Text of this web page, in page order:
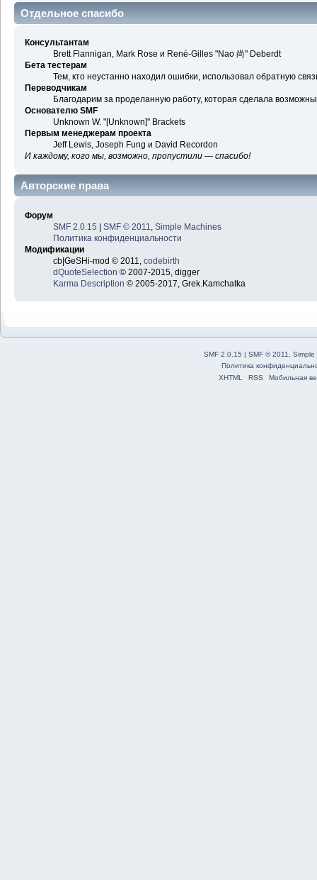
Отдельное спасибо
Консультантам
Brett Flannigan, Mark Rose и René-Gilles "Nao 尚" Deberdt
Бета тестерам
Тем, кто неустанно находил ошибки, использовал обратную
Переводчикам
Благодарим за проделанную работу, которая сделала
Основателю SMF
Unknown W. "[Unknown]" Brackets
Первым менеджерам проекта
Jeff Lewis, Joseph Fung и David Recordon
И каждому, кого мы, возможно, пропустили — спасибо!
Авторские права
Форум
SMF 2.0.15 | SMF © 2011
Simple Machines
Политика конфиденциальности
Модификации
cb|GeSHi-mod © 2011, codebirth
dQuoteSelection © 2007-2015, digger
Karma Description © 2005-2017, Grek.Kamchatka
SMF 2.0.15 | SMF © 2011
Simple
Политика
XHTML
RSS Мобильная